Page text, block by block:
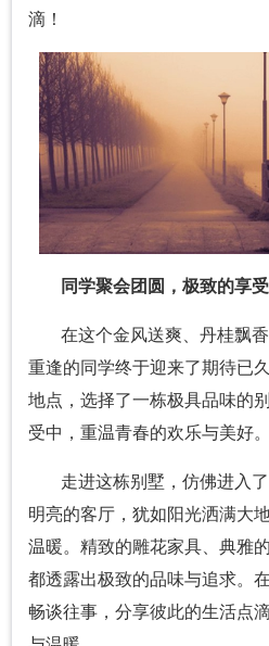
滴！
同学聚会团圆，极致的享
在这个金风送爽、丹桂飘
重逢的同学终于迎来了期待已
地点，选择了一栋极具品味的
受中，重温青春的欢乐与美好。
走进这栋别墅，仿佛进入
明亮的客厅，犹如阳光洒满大
温暖。精致的雕花家具、典雅
都透露出极致的品味与追求。
畅谈往事，分享彼此的生活点